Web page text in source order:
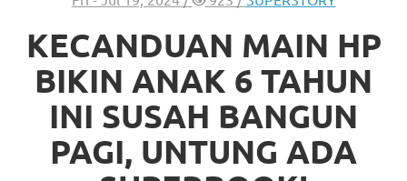
KECANDUAN MAIN HP
BIKIN ANAK 6 TAHUN
INI SUSAH BANGUN
PAGI, UNTUNG ADA